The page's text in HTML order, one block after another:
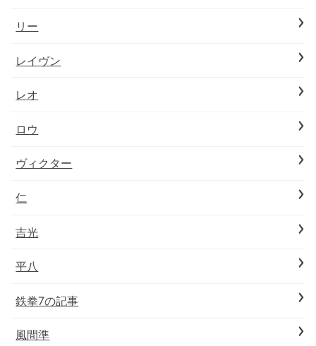
リー
レイヴン
レオ
ロウ
ヴィクター
仁
吉光
平八
鉄拳7の記事
風間準